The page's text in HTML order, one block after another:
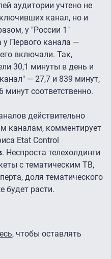
аудитории учтено не
канал, но и
у "России 1"
Первого канала —
включали. Так,
30,1 минуты в день и
— 27,7 и 839 минут,
минут соответственно.
действительно
каналам, комментирует
Etat Control
. Неспроста телехолдинги
с тематическим ТВ,
доля тематического
будет расти.
, чтобы оставлять